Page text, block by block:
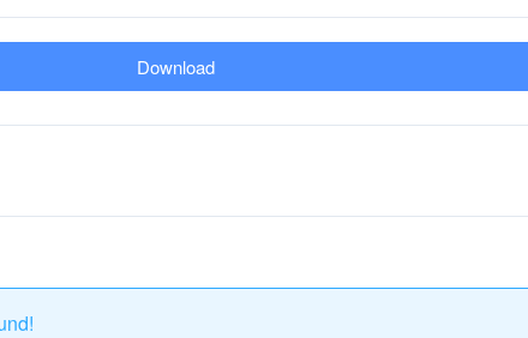
Download